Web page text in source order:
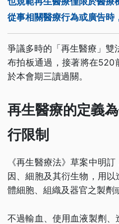
從事相關醫療行為或廣告時
爭議多時的「再生醫療」雙
布拍板通過，接著將在520
於本會期三讀過關。
再生醫療的定義
行限制
《再生醫療法》草案中明
因、細胞及其衍生物，用以
體細胞、組織及器官之製劑
不過輸血、使用血液製劑